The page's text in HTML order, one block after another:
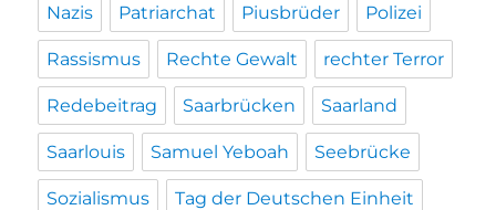
Nazis Patriarchat Piusbrüder Polizei
Rassismus Rechte Gewalt rechter Terror
Redebeitrag Saarbrücken Saarland
Saarlouis Samuel Yeboah Seebrücke
Sozialismus Tag der Deutschen Einheit